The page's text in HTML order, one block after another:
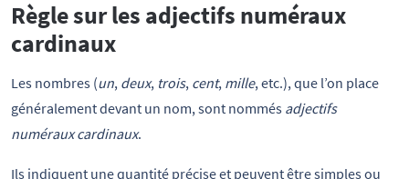
Règle sur les adjectifs numéraux
cardinaux
Les nombres (un, deux, trois, cent, mille, etc.), que l’on place
généralement devant un nom, sont nommés adjectifs
numéraux cardinaux.
Ils indiquent une quantité précise et peuvent être simples ou